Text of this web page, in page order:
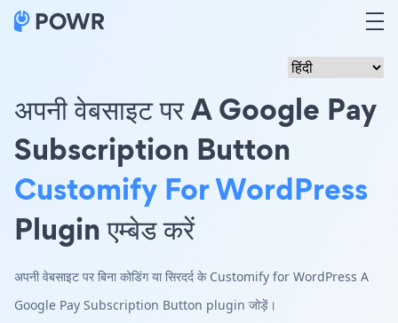
अपनी वेबसाइट पर A Google Pay
Subscription Button
Customify For WordPress
Plugin एम्बेड करें
अपनी वेबसाइट पर बिना कोडिंग या सिरदर्द के Customify for WordPress A
Google Pay Subscription Button plugin जोड़ें।